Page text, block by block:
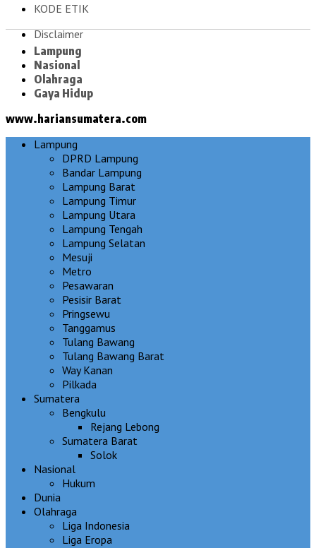
KODE ETIK
Disclaimer
Lampung
Nasional
Olahraga
Gaya Hidup
www.hariansumatera.com
Lampung
DPRD Lampung
Bandar Lampung
Lampung Barat
Lampung Timur
Lampung Utara
Lampung Tengah
Lampung Selatan
Mesuji
Metro
Pesawaran
Pesisir Barat
Pringsewu
Tanggamus
Tulang Bawang
Tulang Bawang Barat
Way Kanan
Pilkada
Sumatera
Bengkulu
Rejang Lebong
Sumatera Barat
Solok
Nasional
Hukum
Dunia
Olahraga
Liga Indonesia
Liga Eropa